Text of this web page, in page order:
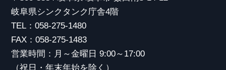
岐阜県シンクタンク庁舎4階
TEL：058-275-1480
FAX：058-275-1483
営業時間：月～金曜日 9:00～17:00
（祝日・年末年始を除く）